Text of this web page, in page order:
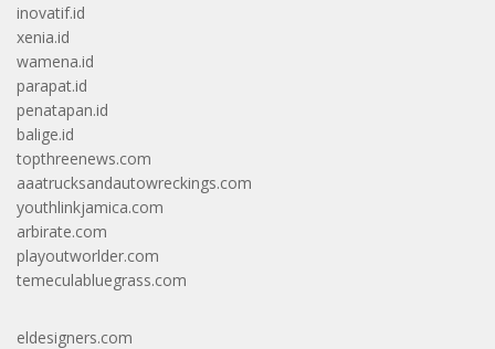
inovatif.id
xenia.id
wamena.id
parapat.id
penatapan.id
balige.id
topthreenews.com
aaatrucksandautowreckings.com
youthlinkjamica.com
arbirate.com
playoutworlder.com
temeculabluegrass.com
eldesigners.com